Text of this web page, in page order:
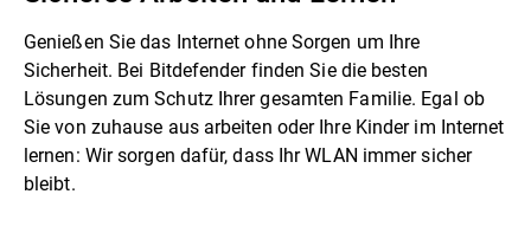
Genießen Sie das Internet ohne Sorgen um Ihre
Sicherheit. Bei Bitdefender finden Sie die besten
Lösungen zum Schutz Ihrer gesamten Familie. Egal ob
Sie von zuhause aus arbeiten oder Ihre Kinder im Internet
lernen: Wir sorgen dafür, dass Ihr WLAN immer sicher
bleibt.